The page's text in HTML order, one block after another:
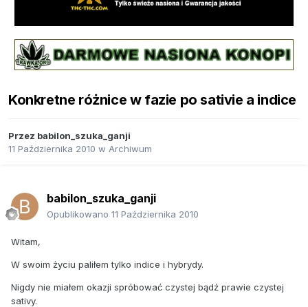
Konkretne różnice w fazie po sativie a indice
Przez babilon_szuka_ganji
11 Października 2010 w Archiwum
babilon_szuka_ganji
Opublikowano 11 Października 2010
Witam,
W swoim życiu paliłem tylko indice i hybrydy.
Nigdy nie miałem okazji spróbować czystej bądź prawie czystej
sativy.